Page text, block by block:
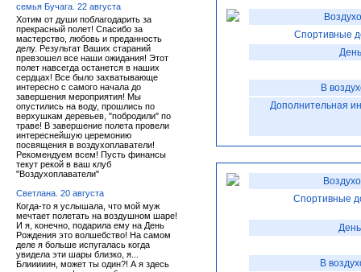
семья Бучага. 22 августа
Хотим от души поблагодарить за
прекрасный полет! Спасибо за
мастерство, любовь и преданность
делу. Результат Ваших стараний
превзошел все наши ожидания! Этот
полет навсегда останется в наших
сердцах! Все было захватывающе
интересно с самого начала до
завершения мероприятия! Мы
опустились на воду, прошлись по
верхушкам деревьев, "побродили" по
траве! В завершение полета провели
интереснейшую церемонию
посвящения в воздухоплаватели!
Рекомендуем всем! Пусть финансы
текут рекой в ваш клуб
"Воздухоплаватели"
Светлана. 20 августа
Когда-то я услышала, что мой муж
мечтает полетать на воздушном шаре!
И я, конечно, подарила ему на День
Рождения это волшебство! На самом
деле я больше испугалась когда
увидела эти шары близко, я...
Блииииин, может ты один?! А я здесь
Спортивные
В
Дополнительная
Спортивные
В